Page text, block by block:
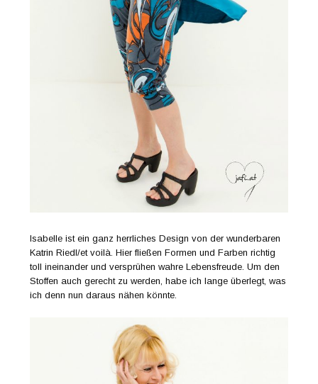
Isabelle ist ein ganz herrliches Design von der wunderbaren
Katrin Riedl/et voilà. Hier fließen Formen und Farben richtig
toll ineinander und versprühen wahre Lebensfreude. Um den
Stoffen auch gerecht zu werden, habe ich lange überlegt, was
ich denn nun daraus nähen könnte.